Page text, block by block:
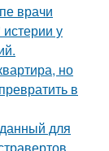
врачи
у
но
в
для